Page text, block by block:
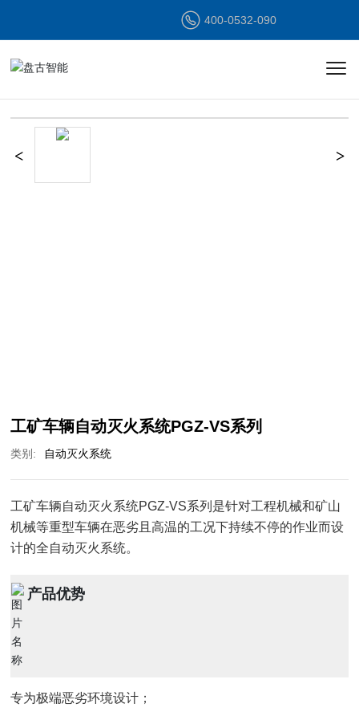
400-0532-090
半岛(中国)
工矿车辆自动灭火系统PGZ-VS系列
类别: 自动灭火系统
工矿车辆自动灭火系统PGZ-VS系列是针对工程机械和矿山
机械等重型车辆在恶劣且高温的工况下持续不停的作业而设
计的全自动灭火系统。
产品优势
专为极端恶劣环境设计；